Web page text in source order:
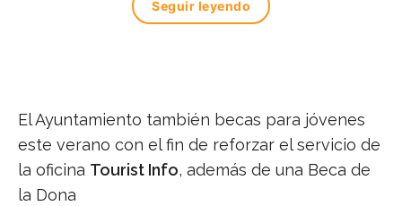
Seguir leyendo
El Ayuntamiento también becas para jóvenes
este verano con el fin de reforzar el servicio de
la oficina Tourist Info, además de una Beca de
la Dona